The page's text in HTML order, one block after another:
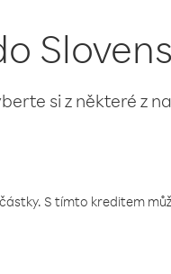
si z některé z
S tímto kreditem